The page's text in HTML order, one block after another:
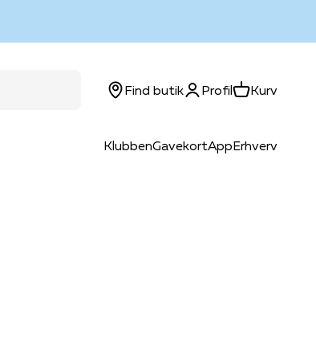
KlubbenGavekortAppErhverv
Find butikLog ind
ProfilKurvKurv